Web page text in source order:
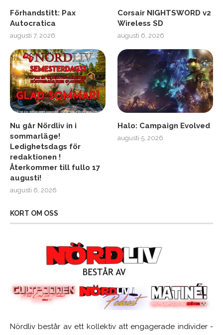
Förhandstitt: Pax
Autocratica
augusti 7, 2026
Corsair NIGHTSWORD v2
Wireless SD
augusti 6, 2026
Nu går Nördliv in i
sommarläge!
Ledighetsdags för
redaktionen !
Återkommer till fullo 17
augusti!
augusti 6, 2026
Halo: Campaign Evolved
augusti 5, 2026
KORT OM OSS
Nördliv består av ett kollektiv att engagerade individer -